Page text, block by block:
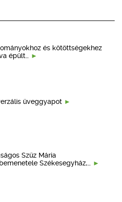
és kötöttségekhez
épült…
üveggyapot
Szűz Mária
Székesegyház,…